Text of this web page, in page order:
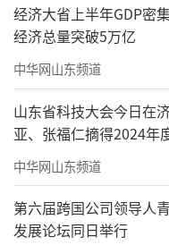
学校建校近
展历史可追溯到70
山东力明科技
经济大省上半年GDP密
经济总量突破5万亿
中华网山东频道
山东省科技大会今日在
亚、张福仁摘得2024年
奖最高奖！
中华网山东频道
第六届跨国公司领导人
发展论坛同日举行